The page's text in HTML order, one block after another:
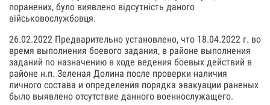
поранених, було виявлено відсутність даного
військовослужбовця.
26.02.2022 Предварительно установлено, что 18.04.2022 г. во
время выполнения боевого задания, в районе выполнения
заданий по назначению в ходе ведения боевых действий в
районе н.п. Зеленая Долина после проверки наличия
личного состава и определения порядка эвакуации раненых
было выявлено отсутствие данного военнослужащего.